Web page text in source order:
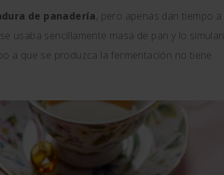
de panadería, pero apenas dan tiempo a
usaba sencillamente masa de pan y lo simulan
a que se produzca la fermentación no tiene